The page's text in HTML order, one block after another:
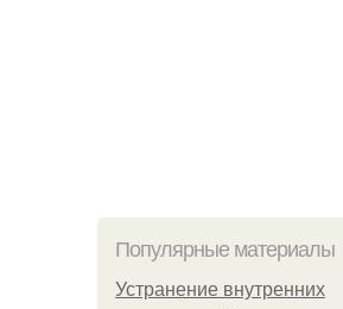
Популярные материалы
Устранение внутренних